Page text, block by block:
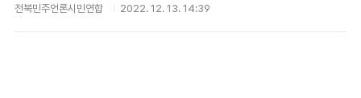
전북민주언론시민연합 2022. 12. 13. 14:39